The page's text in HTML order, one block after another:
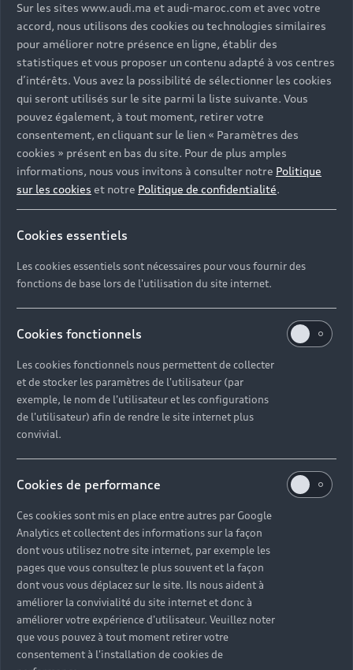
Modèles
Tous les modèles
Électromobilité
Services
Service après-vente
Garantie
Campagne de rappel Airbag Takata
Audi Expérience
Driven by Technology
Driven by Art
Audi Sport
Tutoriels technologiques
Contact
Contact: 05 20 00 62 00
© 2023 AUDI AG. All Rights Reserved.
Mentions légales
Politique de confidentialité
Politique des cookies
La consommation de carburant et les données
d'émission spécifiées ont été déterminées
conformément aux procédures de mesure prescrites par
la loi. Depuis le 1er septembre 2017, certains véhicules
neufs sont déjà en cours de réception selon la
procédure d'essai mondiale harmonisée pour les
véhicules légers (WLTP), une procédure d'essai plus
réaliste pour mesurer la consommation de carburant et
les émissions de CO2. À partir du 1er septembre 2018,
le nouveau cycle de conduite européen (NEDC) sera
remplacé par le WLTP par étapes. En raison des
conditions d'essai plus réalistes, la consommation de
carburant et les émissions de CO2 mesurées selon le
WLTP seront, dans de nombreux cas, supérieures à
celles mesurées selon le NEDC. Par conséquent,
Sur les sites www.audi.ma et audi-maroc.com et avec votre
accord, nous utilisons des cookies ou technologies similaires
pour améliorer notre présence en ligne, établir des
statistiques et vous proposer un contenu adapté à vos centres
d’intérêts. Vous avez la possibilité de sélectionner les cookies
qui seront utilisés sur le site parmi la liste suivante. Vous
pouvez également, à tout moment, retirer votre
consentement, en cliquant sur le lien « Paramètres des
cookies » présent en bas du site. Pour de plus amples
informations, nous vous invitons à consulter notre Politique
sur les cookies et notre Politique de confidentialité.
Cookies essentiels
Les cookies essentiels sont nécessaires pour vous fournir des
fonctions de base lors de l'utilisation du site internet.
Cookies fonctionnels
Les cookies fonctionnels nous permettent de collecter
et de stocker les paramètres de l'utilisateur (par
exemple, le nom de l'utilisateur et les configurations
de l'utilisateur) afin de rendre le site internet plus
convivial.
Cookies de performance
Ces cookies sont mis en place entre autres par Google
Analytics et collectent des informations sur la façon
dont vous utilisez notre site internet, par exemple les
pages que vous consultez le plus souvent et la façon
dont vous vous déplacez sur le site. Ils nous aident à
améliorer la convivialité du site internet et donc à
améliorer votre expérience d'utilisateur. Veuillez noter
que vous pouvez à tout moment retirer votre
consentement à l'installation de cookies de